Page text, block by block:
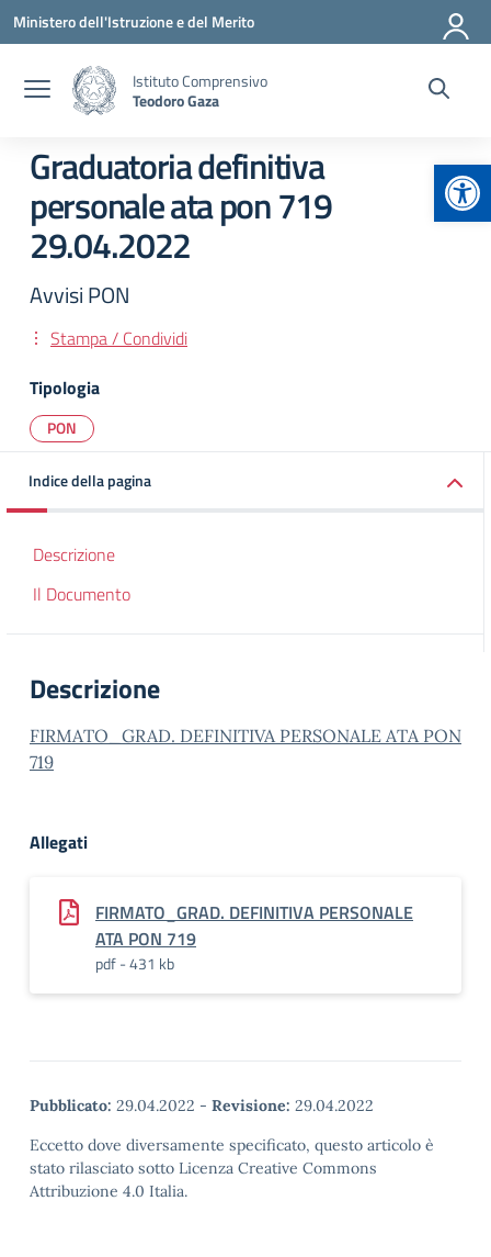
Vai ai contenuti
Vai al menu di navigazione
Vai al footer
Ministero dell'Istruzione e del Merito
Istituto Comprensivo
Teodoro Gaza
Graduatoria definitiva
personale ata pon 719
29.04.2022
Avvisi PON
Stampa / Condividi
Tipologia
PON
Indice della pagina
Descrizione
Il Documento
Descrizione
FIRMATO_GRAD. DEFINITIVA PERSONALE ATA PON
719
Allegati
FIRMATO_GRAD. DEFINITIVA PERSONALE
ATA PON 719
pdf - 431 kb
Pubblicato: 29.04.2022 - Revisione: 29.04.2022
Eccetto dove diversamente specificato, questo articolo è
stato rilasciato sotto Licenza Creative Commons
Attribuzione 4.0 Italia.